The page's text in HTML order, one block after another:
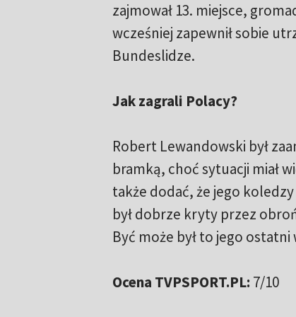
zajmował 13. miejsce,
wcześniej zapewnił sobie
Bundeslidze.
Jak zagrali Polacy?
Robert Lewandowski był
bramką, choć sytuacji miał
także dodać, że jego
był dobrze kryty przez
Być może był to jego
Ocena TVPSPORT.PL: 7/10